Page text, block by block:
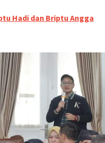
Hadi dan Briptu Angga